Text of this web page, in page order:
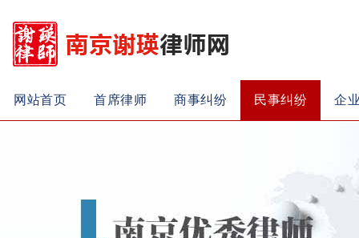
网站首页 首席律师 商事纠纷 民事纠纷 企